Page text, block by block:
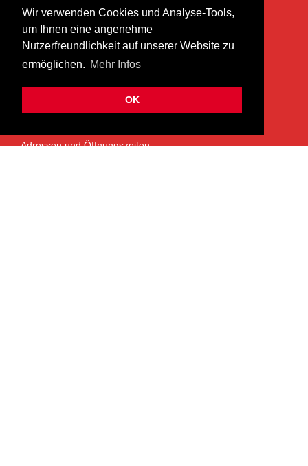
Wir verwenden Cookies und Analyse-Tools,
um Ihnen eine angenehme
Nutzerfreundlichkeit auf unserer Website zu
ermöglichen. Mehr Infos
OK
heer musik ag
Lättenstrasse 35
8952 Schlieren
info@heermusic.com
ÜBER UNS
Adressen und Öffnungszeiten